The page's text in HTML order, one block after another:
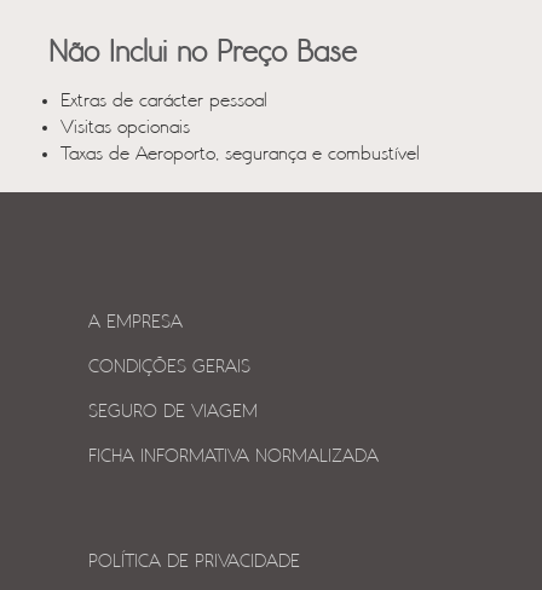
Não Inclui no Preço Base
Extras de carácter pessoal
Visitas opcionais
Taxas de Aeroporto, segurança e combustível
A EMPRESA
CONDIÇÕES GERAIS
SEGURO DE VIAGEM
FICHA INFORMATIVA NORMALIZADA
POLÍTICA DE PRIVACIDADE